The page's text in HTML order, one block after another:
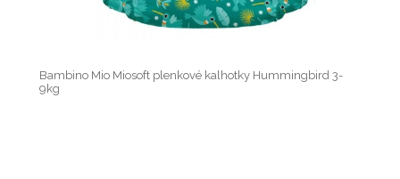
Bambino Mio Miosoft plenkové kalhotky Hummingbird 3-
9kg